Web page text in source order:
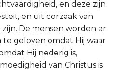
en deze zijn
en uit oorzaak van
De mensen worden er
geloven omdat Hij waar
Hij nederig is,
van Christus is